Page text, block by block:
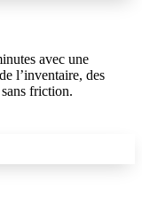
avec une
l’inventaire, des
friction.